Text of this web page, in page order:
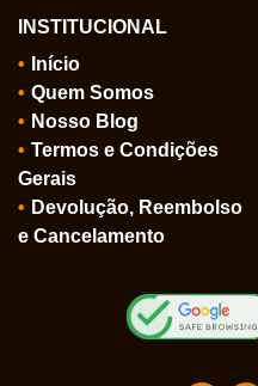
INSTITUCIONAL
Início
Quem Somos
Nosso Blog
Termos e Condições
Gerais
Devolução, Reembolso
e Cancelamento